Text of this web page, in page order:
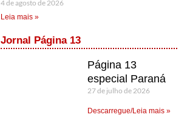
4 de agosto de 2026
Leia mais »
Jornal Página 13
Página 13
especial Paraná
27 de julho de 2026
Descarregue/Leia mais »